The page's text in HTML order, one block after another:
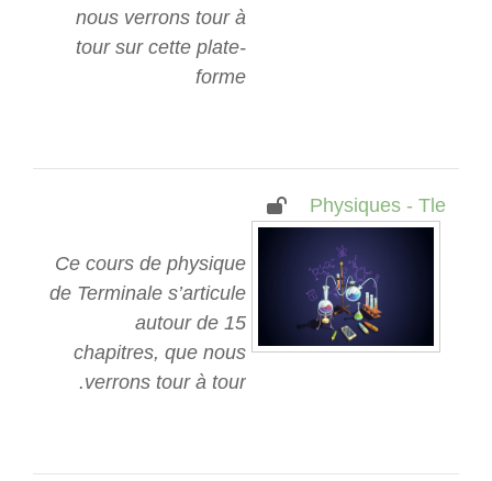
nous verrons tour à
tour sur cette plate-
forme
Physiques - Tle
Ce cours de physique
de Terminale s’articule
autour de 15
chapitres, que nous
verrons tour à tour.